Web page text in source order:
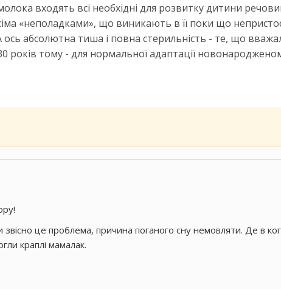
входять всі необхідні для розвитку дитини
«неполадками», що виникають в її поки що
абсолютна тиша і повна стерильність - те, що
тому - для нормальної адаптації
звісно це проблема, причина поганого сну немовляти. Де в
краплі мамалак.